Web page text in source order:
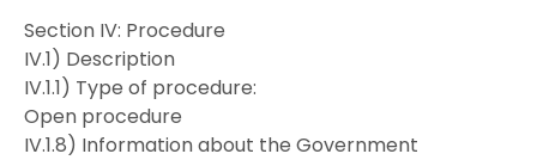
Section IV: Procedure
IV.1) Description
IV.1.1) Type of procedure:
Open procedure
IV.1.8) Information about the Government